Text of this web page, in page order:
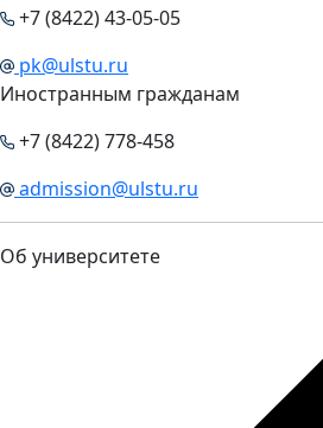
+7 (8422) 43-05-05
pk@ulstu.ru
Иностранным гражданам
+7 (8422) 778-458
admission@ulstu.ru
Об университете